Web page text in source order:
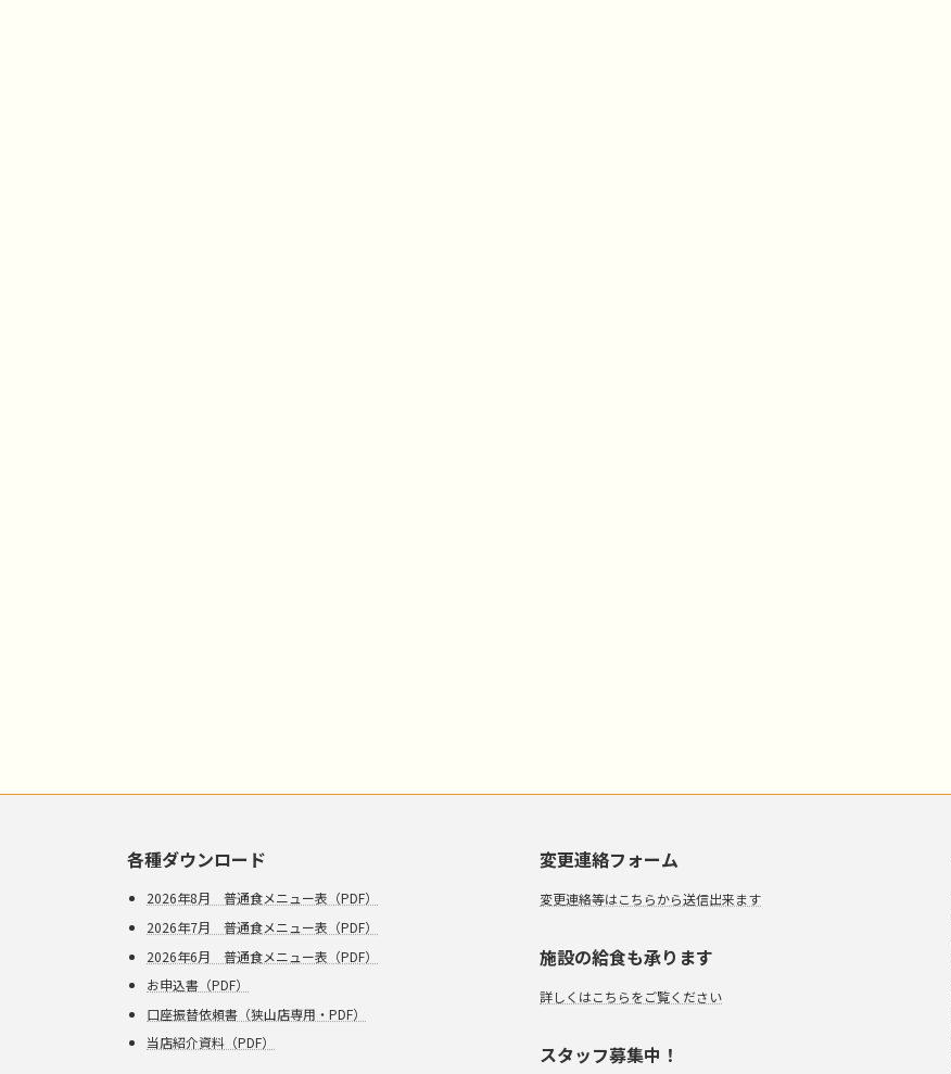
各種ダウンロード
2026年8月 普通食メニュー表（PDF）
2026年7月 普通食メニュー表（PDF）
2026年6月 普通食メニュー表（PDF）
お申込書（PDF）
口座振替依頼書（狭山店専用・PDF）
当店紹介資料（PDF）
変更連絡フォーム
変更連絡等はこちらから送信出来ます
施設の給食も承ります
詳しくはこちらをご覧ください
スタッフ募集中！